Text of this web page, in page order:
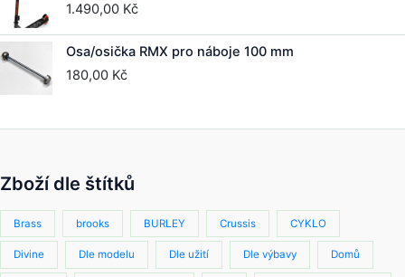
1.490,00 Kč
Osa/osička RMX pro náboje 100 mm
180,00 Kč
Zboží dle štítků
Brass brooks BURLEY Crussis CYKLO
Divine Dle modelu Dle užití Dle výbavy Domů